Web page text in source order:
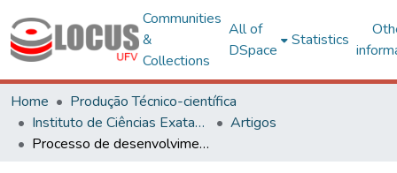
Communities
&
Collections
All of
DSpace
Statistics
Home
Produção Técnico-científica
Instituto de Ciências Exatas e Tecnológicas – CRP
Artigos
Processo de desenvolvimento de produto no setor de embalagens: proposta de inovação incremental com enfoque na maior praticidade no uso do papel alumínio